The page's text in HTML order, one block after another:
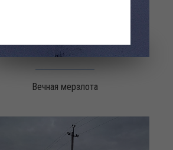
Вечная мерзлота